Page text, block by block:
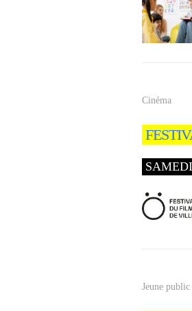
Cinéma
Jeune public